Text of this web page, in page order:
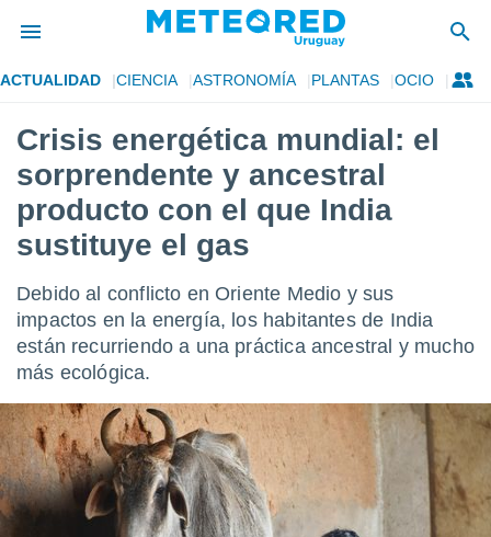
de
ha
para
la
que se
a este
las
y
forma
digital
basada
ACTUALIDAD CIENCIA ASTRONOMÍA PLANTAS OCIO
Crisis energética mundial: el
sorprendente y ancestral
producto con el que India
sustituye el gas
Debido al conflicto en Oriente Medio y sus
impactos en la energía, los habitantes de India
están recurriendo a una práctica ancestral y mucho
más ecológica.